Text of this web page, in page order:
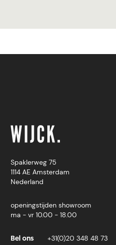
Spaklerweg 75
1114 AE Amsterdam
Nederland
openingstijden showroom
ma - vr 10.00 - 18.00
Bel ons +31(0)20 348 48 73